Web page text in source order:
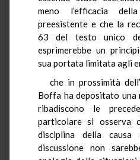
meno l’efficacia
preesistente e che la
63 del testo unico
esprimerebbe un
sua portata limitata agli
che in prossimità
Boffa ha depositato una
ribadiscono le
particolare si osserva
disciplina della
discussione non